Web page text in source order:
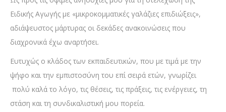
Ειδικής Αγωγής με «μικροκομματικές γαλάζιες επιδιώξεις»,
αδιάψευστος μάρτυρας οι δεκάδες ανακοινώσεις που
διαχρονικά έχω αναρτήσει.
Ευτυχώς ο κλάδος των εκπαιδευτικών, που με τιμά με την
ψήφο και την εμπιστοσύνη του επί σειρά ετών, γνωρίζει
πολύ καλά το λόγο, τις θέσεις, τις πράξεις, τις ενέργειες, τη
στάση και τη συνδικαλιστική μου πορεία.